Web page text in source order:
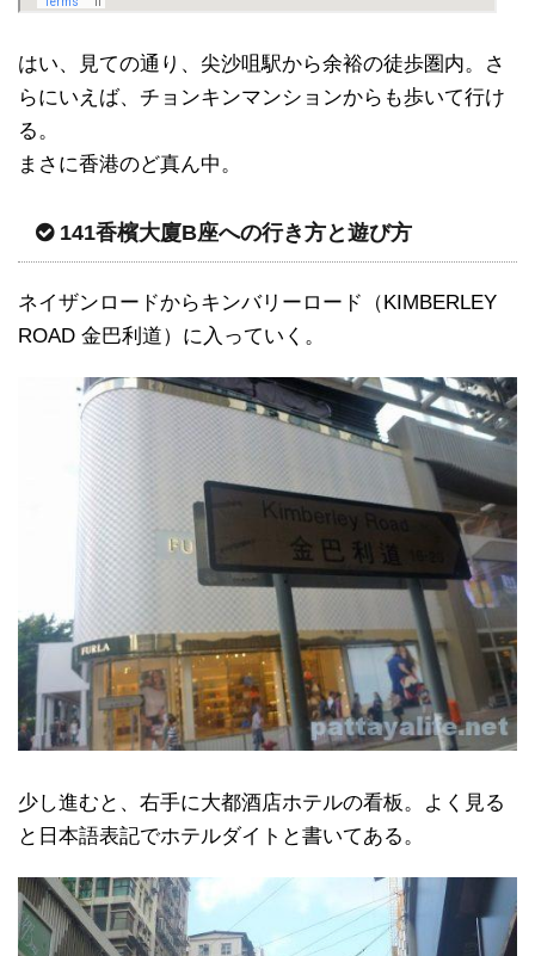
はい、見ての通り、尖沙咀駅から余裕の徒歩圏内。さ
らにいえば、チョンキンマンションからも歩いて行け
る。
まさに香港のど真ん中。
141香檳大廈B座への行き方と遊び方
ネイザンロードからキンバリーロード（KIMBERLEY
ROAD 金巴利道）に入っていく。
少し進むと、右手に大都酒店ホテルの看板。よく見る
と日本語表記でホテルダイトと書いてある。